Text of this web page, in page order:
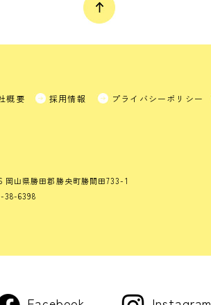
概要 採用情報 プライバシーポリシー
岡山県勝田郡勝央町勝間田733-1
38-6398